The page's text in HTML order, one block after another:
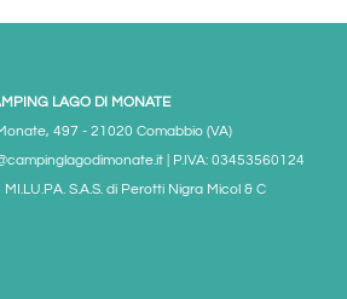
LAGO DI MONATE
497 - 21020 Comabbio (VA)
| P.IVA: 03453560124
S.A.S. di Perotti Nigra Micol & C